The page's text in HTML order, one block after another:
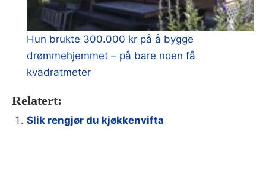
Hun brukte 300.000 kr på å bygge
drømmehjemmet – på bare noen få
kvadratmeter
Relatert:
Slik rengjør du kjøkkenvifta